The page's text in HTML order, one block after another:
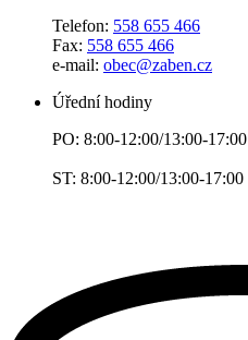
Telefon: 558 655 466
Fax: 558 655 466
e-mail: obec@zaben.cz
Úřední hodiny
PO: 8:00-12:00/13:00-17:00
ST: 8:00-12:00/13:00-17:00